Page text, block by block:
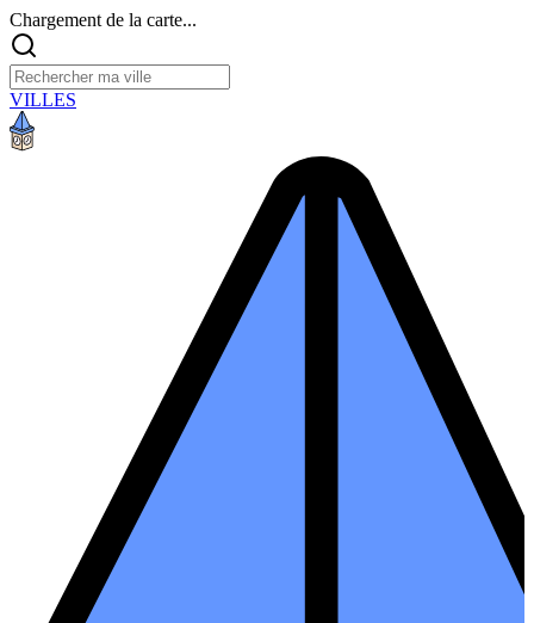
Chargement de la carte...
VILLES